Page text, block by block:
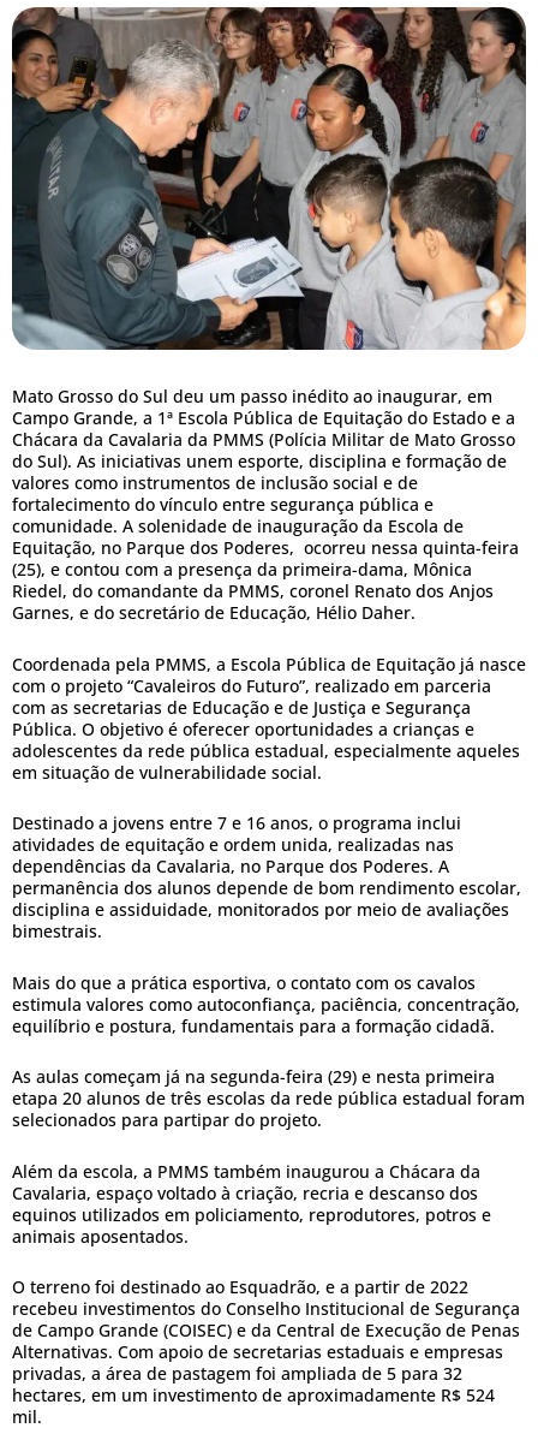
Mato Grosso do Sul deu um passo inédito ao inaugurar, em
Campo Grande, a 1ª Escola Pública de Equitação do Estado e a
Chácara da Cavalaria da PMMS (Polícia Militar de Mato Grosso
do Sul). As iniciativas unem esporte, disciplina e formação de
valores como instrumentos de inclusão social e de
fortalecimento do vínculo entre segurança pública e
comunidade. A solenidade de inauguração da Escola de
Equitação, no Parque dos Poderes, ocorreu nessa quinta-feira
(25), e contou com a presença da primeira-dama, Mônica
Riedel, do comandante da PMMS, coronel Renato dos Anjos
Garnes, e do secretário de Educação, Hélio Daher.
Coordenada pela PMMS, a Escola Pública de Equitação já nasce
com o projeto “Cavaleiros do Futuro”, realizado em parceria
com as secretarias de Educação e de Justiça e Segurança
Pública. O objetivo é oferecer oportunidades a crianças e
adolescentes da rede pública estadual, especialmente aqueles
em situação de vulnerabilidade social.
Destinado a jovens entre 7 e 16 anos, o programa inclui
atividades de equitação e ordem unida, realizadas nas
dependências da Cavalaria, no Parque dos Poderes. A
permanência dos alunos depende de bom rendimento escolar,
disciplina e assiduidade, monitorados por meio de avaliações
bimestrais.
Mais do que a prática esportiva, o contato com os cavalos
estimula valores como autoconfiança, paciência, concentração,
equilíbrio e postura, fundamentais para a formação cidadã.
As aulas começam já na segunda-feira (29) e nesta primeira
etapa 20 alunos de três escolas da rede pública estadual foram
selecionados para partipar do projeto.
Além da escola, a PMMS também inaugurou a Chácara da
Cavalaria, espaço voltado à criação, recria e descanso dos
equinos utilizados em policiamento, reprodutores, potros e
animais aposentados.
O terreno foi destinado ao Esquadrão, e a partir de 2022
recebeu investimentos do Conselho Institucional de Segurança
de Campo Grande (COISEC) e da Central de Execução de Penas
Alternativas. Com apoio de secretarias estaduais e empresas
privadas, a área de pastagem foi ampliada de 5 para 32
hectares, em um investimento de aproximadamente R$ 524
mil.